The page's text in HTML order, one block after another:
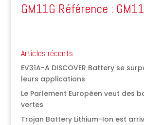
GM11G Référence :
Articles récents
EV31A-A DISCOVER Battery se
leurs applications
Le Parlement Européen veut des
vertes
Trojan Battery Lithium-Ion est